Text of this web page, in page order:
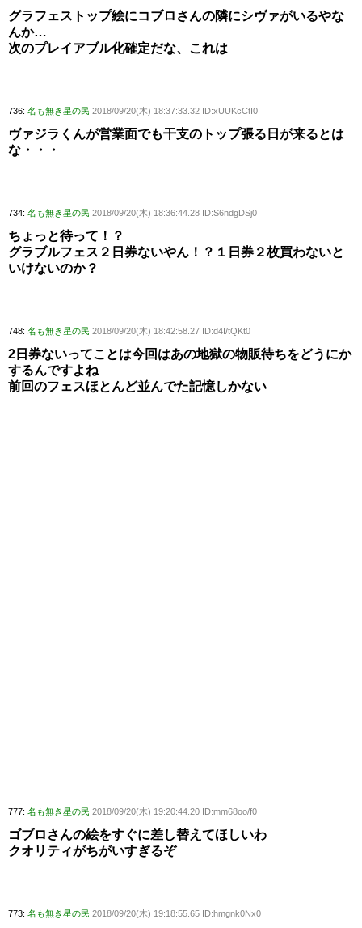
グラフェストップ絵にコブロさんの隣にシヴァがいるやな
んか…
次のプレイアブル化確定だな、これは
736: 名も無き星の民 2018/09/20(木) 18:37:33.32 ID:xUUKcCtI0
ヴァジラくんが営業面でも干支のトップ張る日が来るとは
な・・・
734: 名も無き星の民 2018/09/20(木) 18:36:44.28 ID:S6ndgDSj0
ちょっと待って！？
グラブルフェス２日券ないやん！？１日券２枚買わないと
いけないのか？
748: 名も無き星の民 2018/09/20(木) 18:42:58.27 ID:d4I/tQKt0
2日券ないってことは今回はあの地獄の物販待ちをどうにか
するんですよね
前回のフェスほとんど並んでた記憶しかない
777: 名も無き星の民 2018/09/20(木) 19:20:44.20 ID:mm68oo/f0
ゴブロさんの絵をすぐに差し替えてほしいわ
クオリティがちがいすぎるぞ
773: 名も無き星の民 2018/09/20(木) 19:18:55.65 ID:hmgnk0Nx0